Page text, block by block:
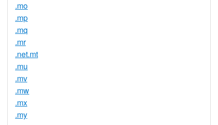
.mo
.mp
.mq
.mr
.net.mt
.mu
.mv
.mw
.mx
.my